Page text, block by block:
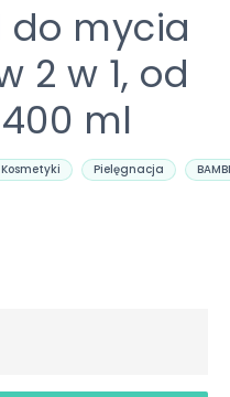
do mycia
2 w 1, od
ml
Kosmetyki Pielęgnacja